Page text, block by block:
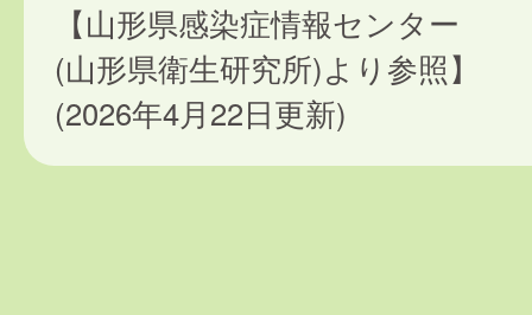
【山形県感染症情報センター
(山形県衛生研究所)より参照】
(2026年4月22日更新)